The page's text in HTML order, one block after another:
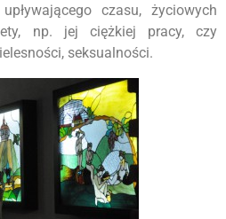
czasu, życiowych
np. jej ciężkiej pracy, czy
seksualności.